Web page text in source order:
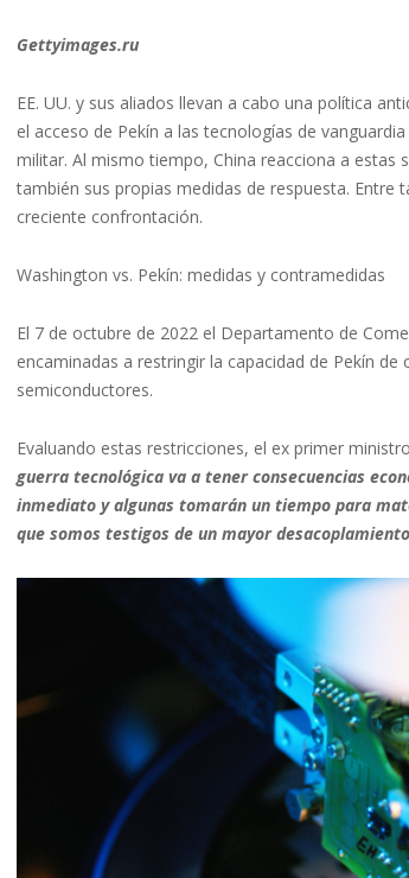
Gettyimages.ru
EE. UU. y sus aliados llevan a cabo una política
el acceso de Pekín a las tecnologías de
militar. Al mismo tiempo, China reacciona a estas
también sus propias medidas de respuesta.
creciente confrontación.
Washington vs. Pekín: medidas y contramedidas
El 7 de octubre de 2022 el Departamento de
encaminadas a restringir la capacidad de Pekín
semiconductores.
Evaluando estas restricciones, el ex primer
guerra tecnológica va a tener consecuencias
inmediato y algunas tomarán un tiempo para
que somos testigos de un mayor